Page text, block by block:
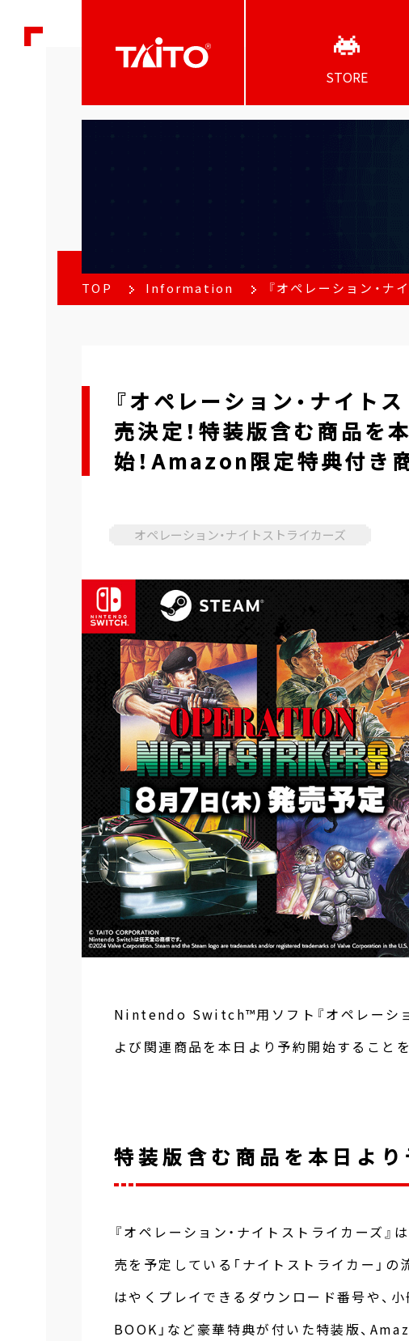
STORE
TOP Information 『オペレーション・ナ
『オペレーション・ナイト
売決定！特装版含む商品を
始！Amazon限定特典付き
オペレーション・ナイトストライカーズ
Nintendo Switch™用ソフト『オペレーショ
よび関連商品を本日より予約開始すること
特装版含む商品を本日より
『オペレーション・ナイトストライカーズ
売を予定している「ナイトストライカー」の
はやくプレイできるダウンロード番号や、
BOOK」など豪華特典が付いた特装版、